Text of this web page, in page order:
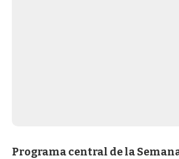
Programa central de la